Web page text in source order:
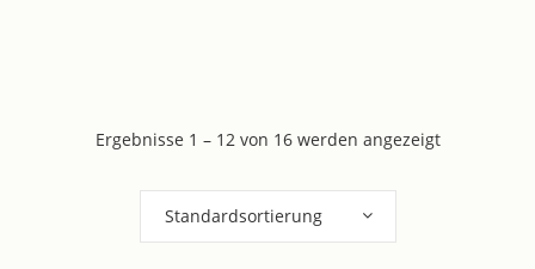
Ergebnisse 1 – 12 von 16 werden angezeigt
Standardsortierung